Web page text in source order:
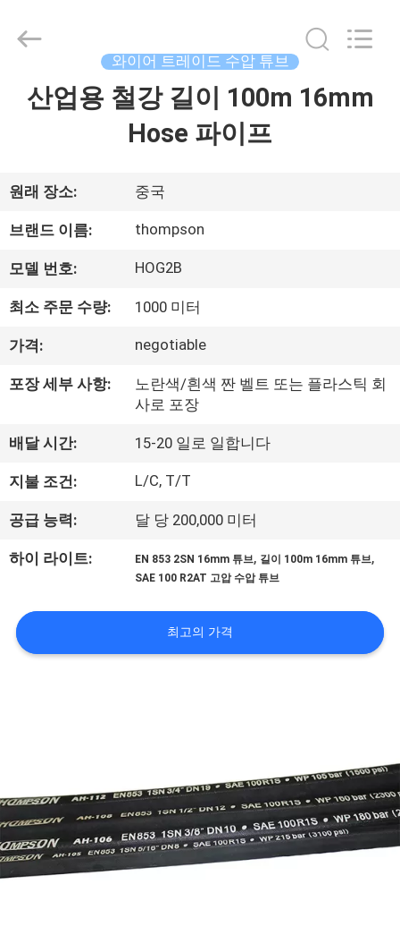
품
회
사
공
견
학
질
의
하
기
All
Rights
Developed
와이어 트레이드 수압 튜브
산업용 철강 길이 100m 16mm
Hose 파이프
원래 장소: 중국
브랜드 이름: thompson
모델 번호: HOG2B
최소 주문 수량: 1000 미터
가격: negotiable
포장 세부 사항:
노란색/흰색 짠 벨트 또는 플라스틱 회
사로 포장
배달 시간: 15-20 일로 일합니다
지불 조건: L/C, T/T
공급 능력: 달 당 200,000 미터
하이 라이트: EN 853 2SN 16mm 튜브, 길이 100m 16mm 튜브,
SAE 100 R2AT 고압 수압 튜브
최고의 가격